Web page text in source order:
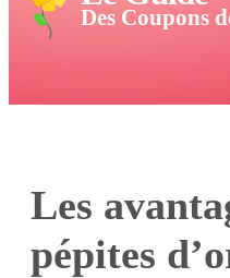
Des Coupons
Les
pépites